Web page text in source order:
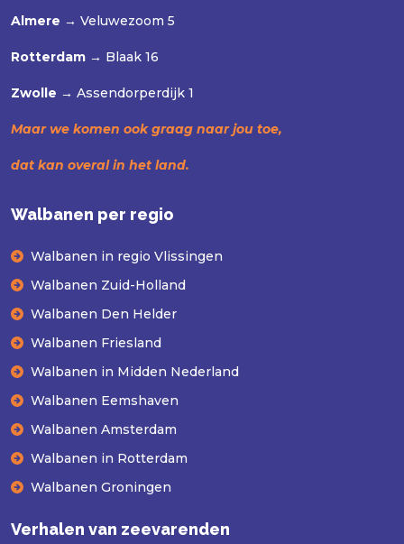
Almere → Veluwezoom 5
Rotterdam → Blaak 16
Zwolle → Assendorperdijk 1
Maar we komen ook graag naar jou toe,
dat kan overal in het land.
Walbanen per regio
Walbanen in regio Vlissingen
Walbanen Zuid-Holland
Walbanen Den Helder
Walbanen Friesland
Walbanen in Midden Nederland
Walbanen Eemshaven
Walbanen Amsterdam
Walbanen in Rotterdam
Walbanen Groningen
Verhalen van zeevarenden